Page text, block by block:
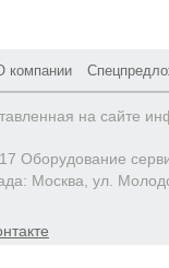
компании
на сайте
Оборудование
Москва, ул.